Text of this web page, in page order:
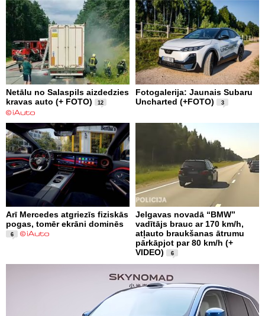
Netālu no Salaspils aizdedzies
kravas auto (+ FOTO)
12
Fotogalerija: Jaunais Subaru
Uncharted (+FOTO)
3
Arī Mercedes atgriezīs fiziskās
pogas, tomēr ekrāni dominēs
6
Jelgavas novadā “BMW”
vadītājs brauc ar 170 km/h,
atļauto braukšanas ātrumu
pārkāpjot par 80 km/h (+
VIDEO)
6